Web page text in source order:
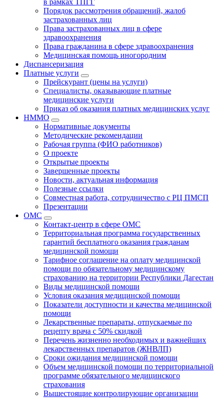
в рамках ТПГГ
Порядок рассмотрения обращений, жалоб
застрахованных лиц
Права застрахованных лиц в сфере
здравоохранения
Права гражданина в сфере здравоохранения
Медицинская помощь иногородним
Диспансеризация
Платные услуги
Прейскурант (цены на услуги)
Специалисты, оказывающие платные
медицинские услуги
Приказ об оказания платных медицинских услуг
НММО
Нормативные документы
Методические рекомендации
Рабочая группа (ФИО работников)
О проекте
Открытые проекты
Завершенные проекты
Новости, актуальная информация
Полезные ссылки
Совместная работа, сотрудничество с РЦ ПМСП
Презентации
ОМС
Контакт-центр в сфере ОМС
Территориальная программа государственных
гарантий бесплатного оказания гражданам
медицинской помощи
Тарифное соглашение на оплату медицинской
помощи по обязательному медицинскому
страхованию на территории Республики Дагестан
Виды медицинской помощи
Условия оказания медицинской помощи
Показатели доступности и качества медицинской
помощи
Лекарственные препараты, отпускаемые по
рецепту врача с 50% скидкой
Перечень жизненно необходимых и важнейших
лекарственных препаратов (ЖНВЛП)
Сроки ожидания медицинской помощи
Объем медицинской помощи по территориальной
программе обязательного медицинского
страхования
Вышестоящие контролирующие организации